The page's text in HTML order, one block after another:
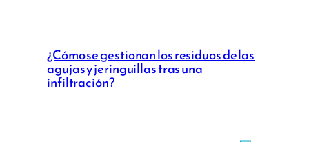
¿Cómo se gestionan los residuos de las
agujas y jeringuillas tras una
infiltración?